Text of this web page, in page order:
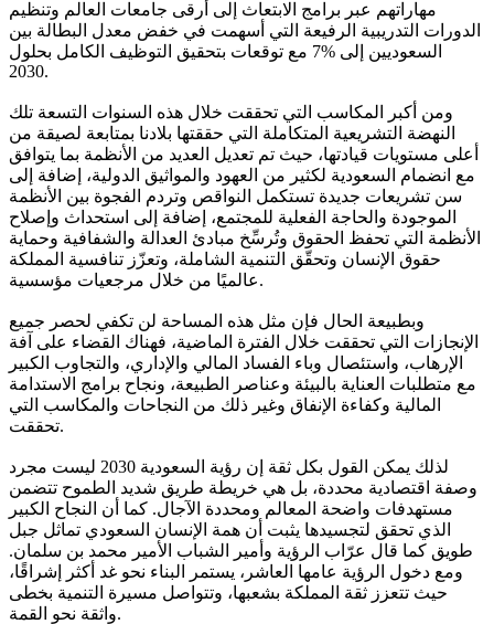
مهاراتهم عبر برامج الابتعاث إلى أرقى جامعات العالم وتنظيم
الدورات التدريبية الرفيعة التي أسهمت في خفض معدل البطالة بين
السعوديين إلى %7 مع توقعات بتحقيق التوظيف الكامل بحلول
2030.
ومن أكبر المكاسب التي تحققت خلال هذه السنوات التسعة تلك
النهضة التشريعية المتكاملة التي حققتها بلادنا بمتابعة لصيقة من
أعلى مستويات قيادتها، حيث تم تعديل العديد من الأنظمة بما يتوافق
مع انضمام السعودية لكثير من العهود والمواثيق الدولية، إضافة إلى
سن تشريعات جديدة تستكمل النواقص وتردم الفجوة بين الأنظمة
الموجودة والحاجة الفعلية للمجتمع، إضافة إلى استحداث وإصلاح
الأنظمة التي تحفظ الحقوق وتُرسِّخ مبادئ العدالة والشفافية وحماية
حقوق الإنسان وتحقّق التنمية الشاملة، وتعزّز تنافسية المملكة
عالميًا من خلال مرجعيات مؤسسية.
وبطبيعة الحال فإن مثل هذه المساحة لن تكفي لحصر جميع
الإنجازات التي تحققت خلال الفترة الماضية، فهناك القضاء على آفة
الإرهاب، واستئصال وباء الفساد المالي والإداري، والتجاوب الكبير
مع متطلبات العناية بالبيئة وعناصر الطبيعة، ونجاح برامج الاستدامة
المالية وكفاءة الإنفاق وغير ذلك من النجاحات والمكاسب التي
تحققت.
لذلك يمكن القول بكل ثقة إن رؤية السعودية 2030 ليست مجرد
وصفة اقتصادية محددة، بل هي خريطة طريق شديد الطموح تتضمن
مستهدفات واضحة المعالم ومحددة الآجال. كما أن النجاح الكبير
الذي تحقق لتجسيدها يثبت أن همة الإنسان السعودي تماثل جبل
طويق كما قال عرّاب الرؤية وأمير الشباب الأمير محمد بن سلمان.
ومع دخول الرؤية عامها العاشر، يستمر البناء نحو غد أكثر إشراقًا،
حيث تتعزز ثقة المملكة بشعبها، وتتواصل مسيرة التنمية بخطى
واثقة نحو القمة.